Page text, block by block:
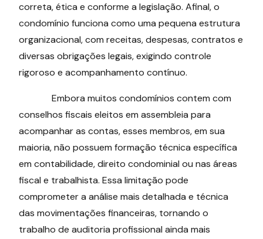
correta, ética e conforme a legislação. Afinal, o
condomínio funciona como uma pequena estrutura
organizacional, com receitas, despesas, contratos e
diversas obrigações legais, exigindo controle
rigoroso e acompanhamento contínuo.
Embora muitos condomínios contem com
conselhos fiscais eleitos em assembleia para
acompanhar as contas, esses membros, em sua
maioria, não possuem formação técnica específica
em contabilidade, direito condominial ou nas áreas
fiscal e trabalhista. Essa limitação pode
comprometer a análise mais detalhada e técnica
das movimentações financeiras, tornando o
trabalho de auditoria profissional ainda mais